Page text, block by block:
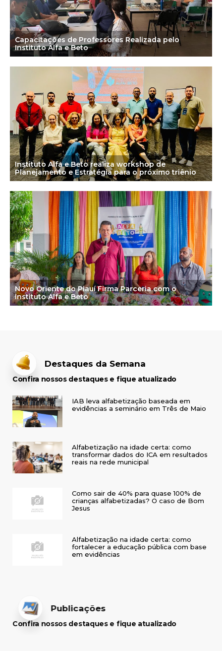
Capacitações de Professores Realizada pelo
Instituto Alfa e Beto
Instituto Alfa e Beto realiza workshop de
Planejamento e Estratégia para o próximo triênio
Novo Oriente do Piauí Firma Parceria com o
Instituto Alfa e Beto
Destaques da Semana
Confira nossos destaques e fique atualizado
IAB leva alfabetização baseada em
evidências a seminário em Três de Maio
Alfabetização na idade certa: como
transformar dados do ICA em resultados
reais na rede municipal
Como sair de 40% para quase 100% de
crianças alfabetizadas? O caso de Bom
Jesus
Alfabetização na idade certa: como
fortalecer a educação pública com base
em evidências
Publicações
Confira nossos destaques e fique atualizado